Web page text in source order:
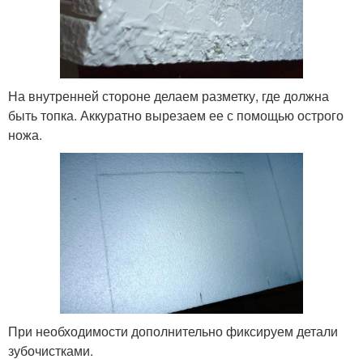
На внутренней стороне делаем разметку, где должна
быть топка. Аккуратно вырезаем ее с помощью острого
ножа.
При необходимости дополнительно фиксируем детали
зубочистками.